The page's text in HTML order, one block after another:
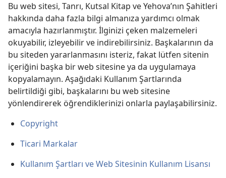
Bu web sitesi, Tanrı, Kutsal Kitap ve Yehova’nın Şahitleri
hakkında daha fazla bilgi almanıza yardımcı olmak
amacıyla hazırlanmıştır. İlginizi çeken malzemeleri
okuyabilir, izleyebilir ve indirebilirsiniz. Başkalarının da
bu siteden yararlanmasını isteriz, fakat lütfen sitenin
içeriğini başka bir web sitesine ya da uygulamaya
kopyalamayın. Aşağıdaki Kullanım Şartlarında
belirtildiği gibi, başkalarını bu web sitesine
yönlendirerek öğrendiklerinizi onlarla paylaşabilirsiniz.
Copyright
Ticari Markalar
Kullanım Şartları ve Web Sitesinin Kullanım Lisansı